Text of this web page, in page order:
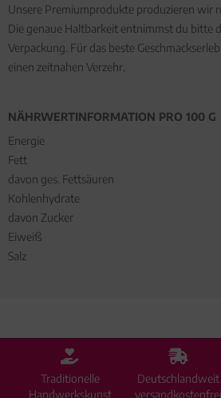
Unsere Premiumprodukte produzieren wir
Die genaue Haltbarkeit entnimmst du bitte
Verpackung. Für das beste
einen zeitnahen Verzehr.
NÄHRWERTINFORMATION PRO 100 G
Energie
Fett
davon ges. Fettsäuren
Kohlenhydrate
davon Zucker
Eiweiß
Salz
Traditionelle
Handwerkskunst
Deutschlandweit
versandkostenfrei